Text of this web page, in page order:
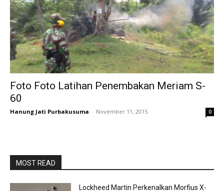
Foto Foto Latihan Penembakan Meriam S-
60
Hanung Jati Purbakusuma - November 11, 2015 0
MOST READ
Lockheed Martin Perkenalkan Morfius X-